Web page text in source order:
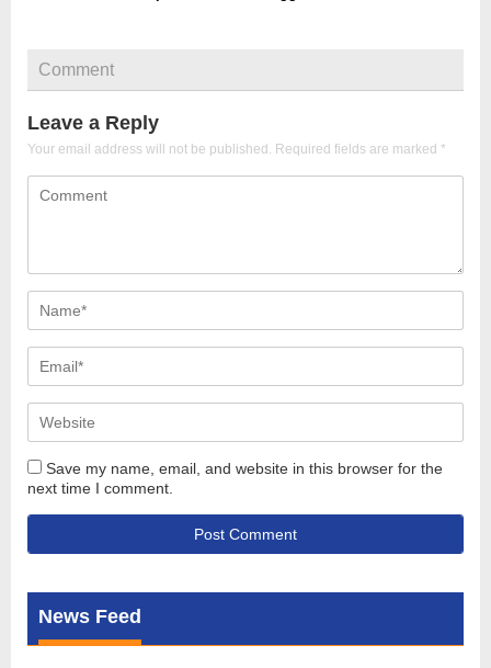
Comment
Leave a Reply
Your email address will not be published. Required fields are marked *
Save my name, email, and website in this browser for the
next time I comment.
News Feed